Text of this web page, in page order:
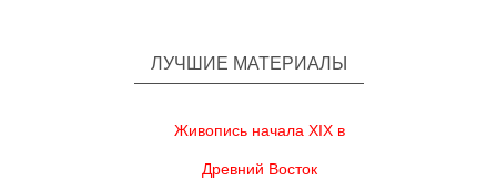
ЛУЧШИЕ МАТЕРИАЛЫ
Живопись начала XIX в
Древний Восток